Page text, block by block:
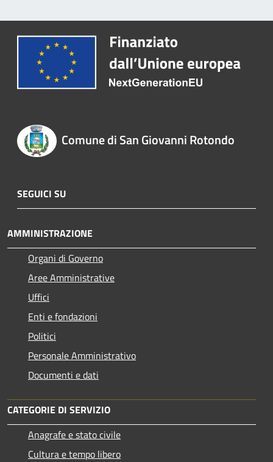
Comune di San Giovanni Rotondo
SEGUICI SU
AMMINISTRAZIONE
Organi di Governo
Aree Amministrative
Uffici
Enti e fondazioni
Politici
Personale Amministrativo
Documenti e dati
CATEGORIE DI SERVIZIO
Anagrafe e stato civile
Cultura e tempo libero